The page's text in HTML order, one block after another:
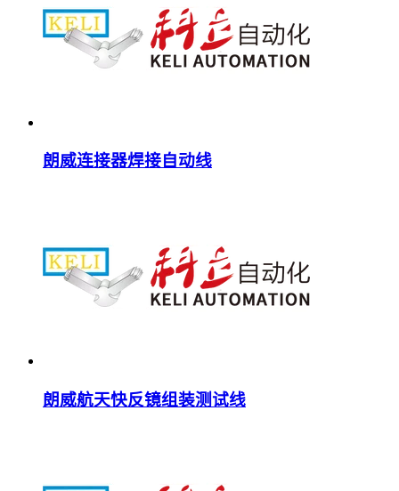
朗威连接器焊接自动线
朗威航天快反镜组装测试线